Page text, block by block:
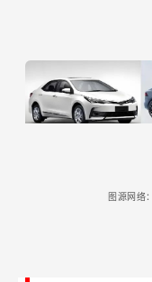
图源网络